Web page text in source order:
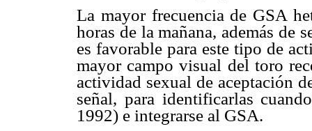
La mayor frecuencia de GSA
horas de la mañana, además de
es favorable para este tipo de
mayor campo visual del toro
actividad sexual de aceptación
señal, para identificarlas
1992) e integrarse al GSA.